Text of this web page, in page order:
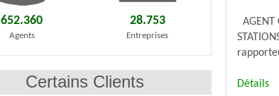
AGENT
Détails
652.360
Agents
28.753
Entreprises
Certains Clients